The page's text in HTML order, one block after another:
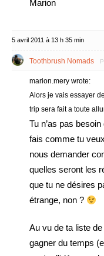
Marion
5 avril 2011 à 13 h 35 min
Toothbrush Nomads
marion.mery wrote:
Alors je vais essayer
trip sera fait a toute
Tu n’as pas
fais comme tu
nous demander
quelles seront les
que tu ne désires
étrange, non ?
Au vu de ta liste
gagner du temps